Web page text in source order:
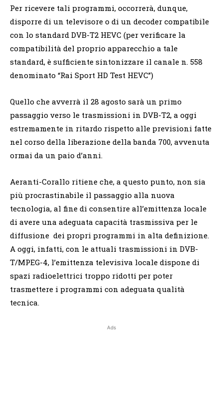
Per ricevere tali programmi, occorrerà, dunque,
disporre di un televisore o di un decoder compatibile
con lo standard DVB-T2 HEVC (per verificare la
compatibilità del proprio apparecchio a tale
standard, è sufficiente sintonizzare il canale n. 558
denominato “Rai Sport HD Test HEVC”)
Quello che avverrà il 28 agosto sarà un primo
passaggio verso le trasmissioni in DVB-T2, a oggi
estremamente in ritardo rispetto alle previsioni fatte
nel corso della liberazione della banda 700, avvenuta
ormai da un paio d’anni.
Aeranti-Corallo ritiene che, a questo punto, non sia
più procrastinabile il passaggio alla nuova
tecnologia, al fine di consentire all’emittenza locale
di avere una adeguata capacità trasmissiva per le
diffusione dei propri programmi in alta definizione.
A oggi, infatti, con le attuali trasmissioni in DVB-
T/MPEG-4, l’emittenza televisiva locale dispone di
spazi radioelettrici troppo ridotti per poter
trasmettere i programmi con adeguata qualità
tecnica.
Ads